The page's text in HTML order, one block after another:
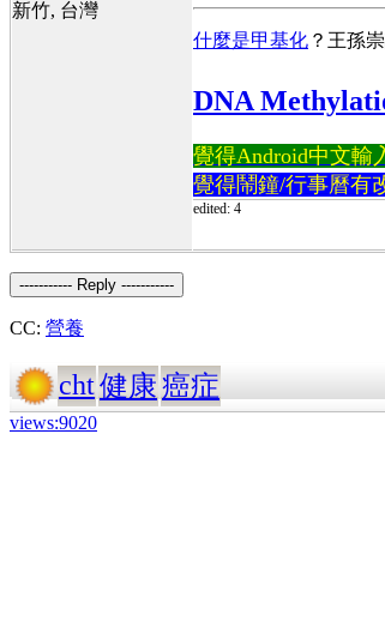
新竹, 台灣
什麼是甲基化 ？王孫
DNA
覺得Android中文輸
覺得鬧鐘/行事曆有
edited: 4
----------- Reply -----------
CC: 營養
cht健康癌症
views:9020